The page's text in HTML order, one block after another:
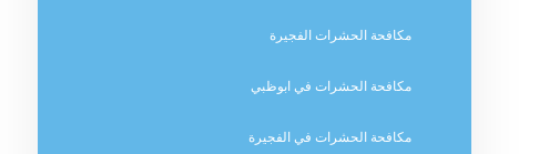
مكافحة الحشرات الفجيرة
مكافحة الحشرات في ابوظبي
مكافحة الحشرات في الفجيرة